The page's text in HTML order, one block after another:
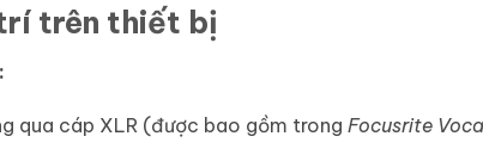
trên thiết bị
qua cáp XLR (được bao gồm trong Focusrite